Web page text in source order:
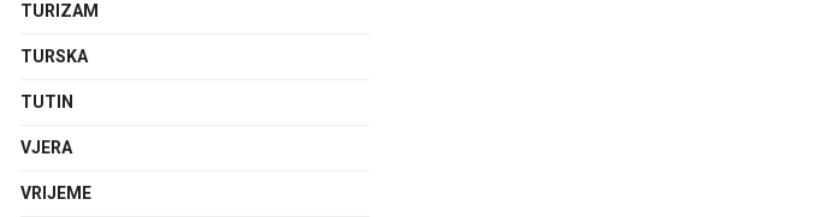
TURIZAM
TURSKA
TUTIN
VJERA
VRIJEME